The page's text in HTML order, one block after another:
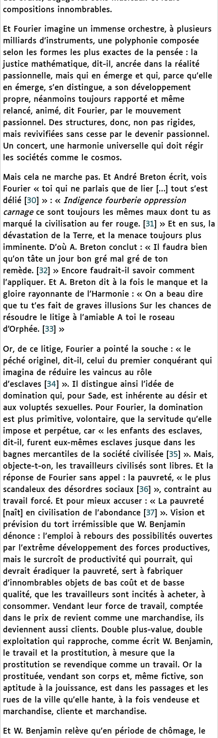
compositions innombrables.
Et Fourier imagine un immense orchestre, à plusieurs
milliards d’instruments, une polyphonie composée
selon les formes les plus exactes de la pensée : la
justice mathématique, dit-il, ancrée dans la réalité
passionnelle, mais qui en émerge et qui, parce qu’elle
en émerge, s’en distingue, a son développement
propre, néanmoins toujours rapporté et même
relancé, animé, dit Fourier, par le mouvement
passionnel. Des structures, donc, non pas rigides,
mais revivifiées sans cesse par le devenir passionnel.
Un concert, une harmonie universelle qui doit régir
les sociétés comme le cosmos.
Mais cela ne marche pas. Et André Breton écrit, vois
Fourier « toi qui ne parlais que de lier […] tout s’est
délié
30 » : « Indigence fourberie oppression
carnagece sont toujours les mêmes maux dont tu as
marqué la civilisation au fer rouge.
31
» Et en sus, la
dévastation de la Terre, et la menace toujours plus
imminente. D’où A. Breton conclut : « Il faudra bien
qu’on tâte un jour bon gré mal gré de ton
remède.
32
» Encore faudrait-il savoir comment
l’appliquer. Et A. Breton dit à la fois le manque et la
gloire rayonnante de l’Harmonie : « On a beau dire
que tu t’es fait de graves illusions Sur les chances de
résoudre le litige à l’amiable A toi le roseau
d’Orphée.
33 »
Or, de ce litige, Fourier a pointé la souche : « le
péché originel, dit-il, celui du premier conquérant qui
imagina de réduire les vaincus au rôle
d’esclaves
34
». Il distingue ainsi l’idée de
domination qui, pour Sade, est inhérente au désir et
aux voluptés sexuelles. Pour Fourier, la domination
est plus primitive, volontaire, que la servitude qu’elle
impose et perpétue, car « les enfants des esclaves,
dit-il, furent eux-mêmes esclaves jusque dans les
bagnes mercantiles de la société civilisée
35
». Mais,
objecte-t-on, les travailleurs civilisés sont libres. Et la
réponse de Fourier sans appel : la pauvreté, « le plus
scandaleux des désordres sociaux
36
», contraint au
travail forcé. Et pour mieux accuser : « La pauvreté
[naît] en civilisation de l’abondance
37
». Vision et
prévision du tort irrémissible que W. Benjamin
dénonce : l’emploi à rebours des possibilités ouvertes
par l’extrême développement des forces productives,
mais le surcroît de productivité qui pourrait, qui
devrait éradiquer la pauvreté, sert à fabriquer
d’innombrables objets de bas coût et de basse
qualité, que les travailleurs sont incités à acheter, à
consommer. Vendant leur force de travail, comptée
dans le prix de revient comme une marchandise, ils
deviennent aussi clients. Double plus-value, double
exploitation qui rapproche, comme écrit W. Benjamin,
le travail et la prostitution, à mesure que la
prostitution se revendique comme un travail. Or la
prostituée, vendant son corps et, même fictive, son
aptitude à la jouissance, est dans les passages et les
rues de la ville qu’elle hante, à la fois vendeuse et
marchandise, cliente et marchandise.
Et W. Benjamin relève qu’en période de chômage, le